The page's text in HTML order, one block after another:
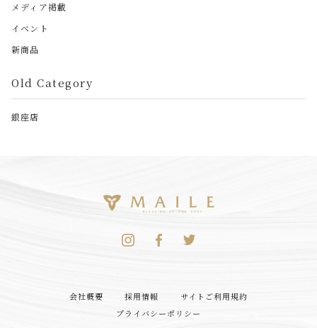
メディア掲載
イベント
新商品
Old Category
銀座店
会社概要 採用情報
サイトご利用規約
プライバシーポリシー